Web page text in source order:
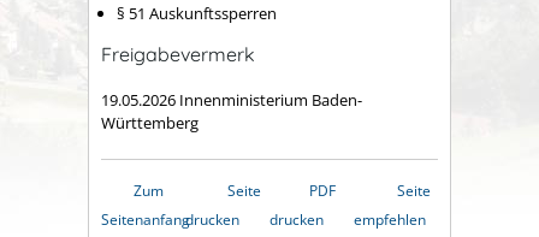
§ 51 Auskunftssperren
Freigabevermerk
19.05.2026 Innenministerium Baden-
Württemberg
Zum
Seitenanfang
Seite
drucken
PDF
drucken
Seite
empfehlen